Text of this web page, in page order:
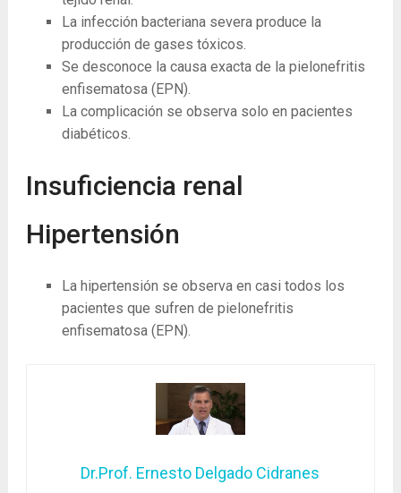
La infección bacteriana severa produce la
producción de gases tóxicos.
Se desconoce la causa exacta de la pielonefritis
enfisematosa (EPN).
La complicación se observa solo en pacientes
diabéticos.
Insuficiencia renal
Hipertensión
La hipertensión se observa en casi todos los
pacientes que sufren de pielonefritis
enfisematosa (EPN).
Dr.Prof. Ernesto Delgado Cidranes